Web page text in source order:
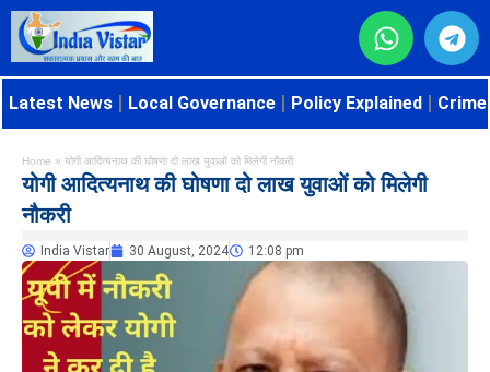
Latest News Local Governance Policy Explained
Home » योगी आदित्यनाथ की घोषणा दो लाख युवाओं को मिलेगी नौकरी
योगी आदित्यनाथ की घोषणा दो लाख युवाओं को मिलेगी
नौकरी
India Vistar 30 August, 2024 12:08 pm